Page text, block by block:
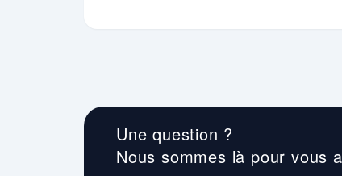
Une question ?
Nous sommes là pour vous